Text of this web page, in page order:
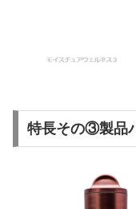
特長その③製品